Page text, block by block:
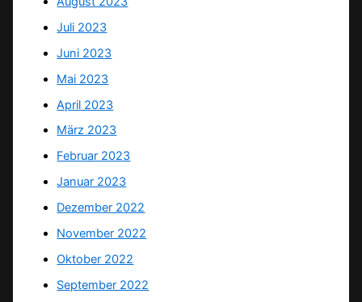
Juli 2023
Juni 2023
Mai 2023
April 2023
März 2023
Februar 2023
Januar 2023
Dezember 2022
November 2022
Oktober 2022
September 2022